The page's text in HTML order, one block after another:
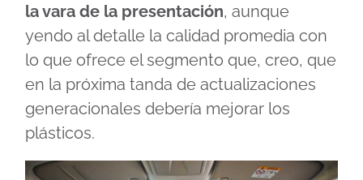
la vara de la presentación, aunque
yendo al detalle la calidad promedia con
lo que ofrece el segmento que, creo, que
en la próxima tanda de actualizaciones
generacionales debería mejorar los
plásticos.